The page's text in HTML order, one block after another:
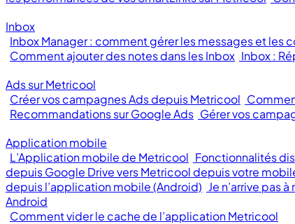
Inbox
Inbox Manager : comment gérer les messages et les
Comment ajouter des notes dans les Inbox Inbox :
Ads sur Metricool
Créer vos campagnes Ads depuis Metricool
Recommandations sur Google Ads Gérer vos
Application mobile
L’Application mobile de Metricool Fonctionnalités
depuis Google Drive vers Metricool depuis votre
depuis l’application mobile (Android) Je n’arrive pas
Android
Comment vider le cache de l’application Metricool